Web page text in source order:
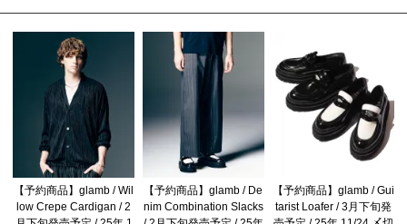
【予約商品】glamb / Wil
low Crepe Cardigan / 2
【予約商品】glamb / De
nim Combination Slacks
【予約商品】glamb / Gui
tarist Loafer / 3月下旬発